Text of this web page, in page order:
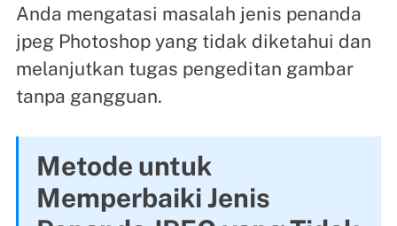
Anda mengatasi masalah jenis penanda
jpeg Photoshop yang tidak diketahui dan
melanjutkan tugas pengeditan gambar
tanpa gangguan.
Metode untuk
Memperbaiki Jenis